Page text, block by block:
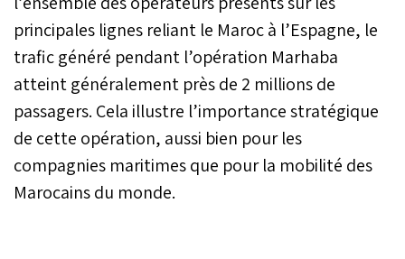
principales lignes reliant le Maroc à l’Espagne, le
trafic généré pendant l’opération Marhaba
atteint généralement près de 2 millions de
passagers. Cela illustre l’importance stratégique
de cette opération, aussi bien pour les
compagnies maritimes que pour la mobilité des
Marocains du monde.